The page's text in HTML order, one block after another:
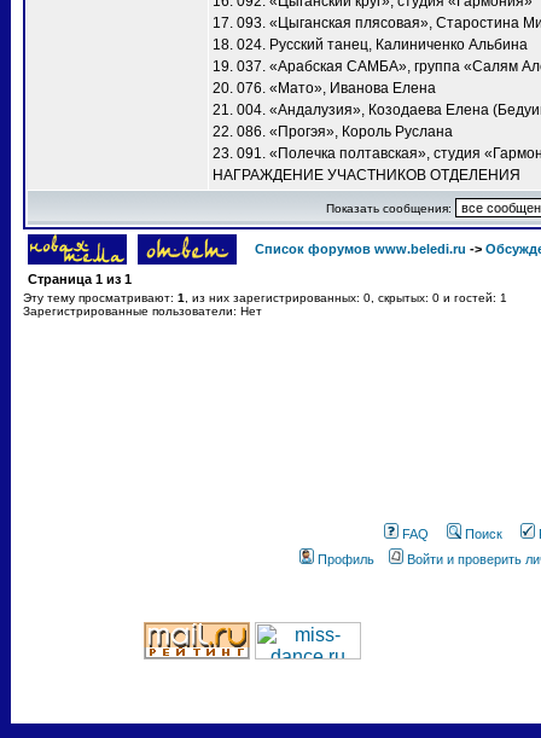
17. 093. «Цыганская плясовая», Старостина
18. 024. Русский танец, Калиниченко Альбина
19. 037. «Арабская САМБА», группа «Салям
20. 076. «Мато», Иванова Елена
21. 004. «Андалузия», Козодаева Елена
22. 086. «Прогэя», Король Руслана
23. 091. «Полечка полтавская», студия
НАГРАЖДЕНИЕ УЧАСТНИКОВ ОТДЕЛЕНИЯ
Показать сообщения:
Список форумов www.beledi.ru ->
Страница 1 из 1
Эту тему просматривают: 1
, из них зарегистрированных: 0, скрытых: 0 и гостей: 1
Зарегистрированные пользователи: Нет
FAQ Поиск
Профиль
Войти и проверить